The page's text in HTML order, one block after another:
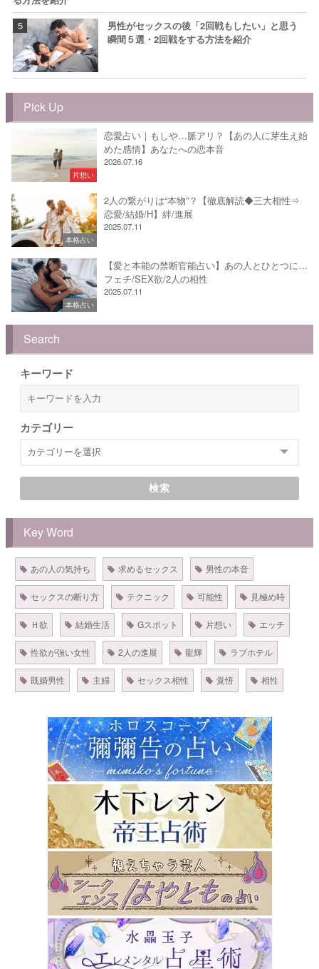
男性がセックスの後「2回戦もしたい」と思う
瞬間５選・2回戦をする方法を紹介
Pick Up
片想い
恋愛占い｜もしや…脈アリ？【あの人に芽生え始
めた感情】あなたへの恋本音
2026.07.16
本格占い
2人の繋がりは“本物”？【徹底解読◆三大相性⇒
恋愛/結婚/H】絆/進展
2025.07.11
本格占い
【愛と本能の禁断官能占い】あの人とひとつに…
フェチ/SEX欲/2人の相性
2025.07.11
Search
キーワード
カテゴリー
検索
Key Word
あの人の気持ち 求めるセックス 男性の本音
セックスの断り方 テクニック 可能性 見極め時
Ｈ欲 結婚生活 Gスポット 片想い エッチ
性欲が強い女性 2人の進展 龍輝 ラブホテル
既婚男性 主婦 セックス相性 覚悟 相性